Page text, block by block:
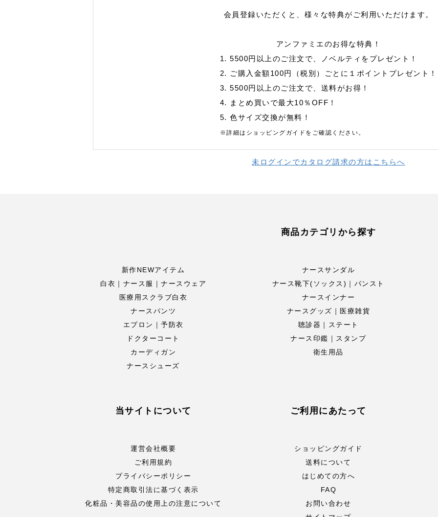
会員登録いただくと、様々な特典がご利用いただけます。
アンファミエのお得な特典！
1. 5500円以上のご注文で、ノベルティをプレゼント！
2. ご購入金額100円（税別）ごとに１ポイントプレゼント！
3. 5500円以上のご注文で、送料がお得！
4. まとめ買いで最大10％OFF！
5. 色サイズ交換が無料！
※詳細はショッピングガイドをご確認ください。
未ログインでカタログ請求の方はこちらへ
商品カテゴリから探す
新作NEWアイテム
白衣｜ナース服｜ナースウェア
医療用スクラブ白衣
ナースパンツ
エプロン｜予防衣
ドクターコート
カーディガン
ナースシューズ
ナースサンダル
ナース靴下(ソックス)｜パンスト
ナースインナー
ナースグッズ｜医療雑貨
聴診器｜ステート
ナース印鑑｜スタンプ
衛生用品
当サイトについて
運営会社概要
ご利用規約
プライバシーポリシー
特定商取引法に基づく表示
化粧品・美容品の使用上の注意について
ご利用にあたって
ショッピングガイド
送料について
はじめての方へ
FAQ
お問い合わせ